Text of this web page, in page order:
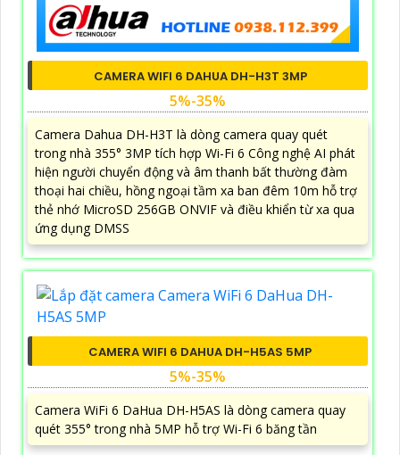
CAMERA WIFI 6 DAHUA DH-H3T 3MP
5%-35%
Camera Dahua DH-H3T là dòng camera quay quét
trong nhà 355° 3MP tích hợp Wi-Fi 6 Công nghệ AI phát
hiện người chuyển động và âm thanh bất thường đàm
thoại hai chiều, hồng ngoại tầm xa ban đêm 10m hỗ trợ
thẻ nhớ MicroSD 256GB ONVIF và điều khiển từ xa qua
ứng dụng DMSS
CAMERA WIFI 6 DAHUA DH-H5AS 5MP
5%-35%
Camera WiFi 6 DaHua DH-H5AS là dòng camera quay
quét 355° trong nhà 5MP hỗ trợ Wi-Fi 6 băng tần